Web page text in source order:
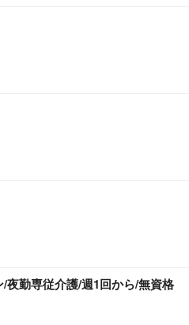
夜勤専従介護/週1回から/無資格